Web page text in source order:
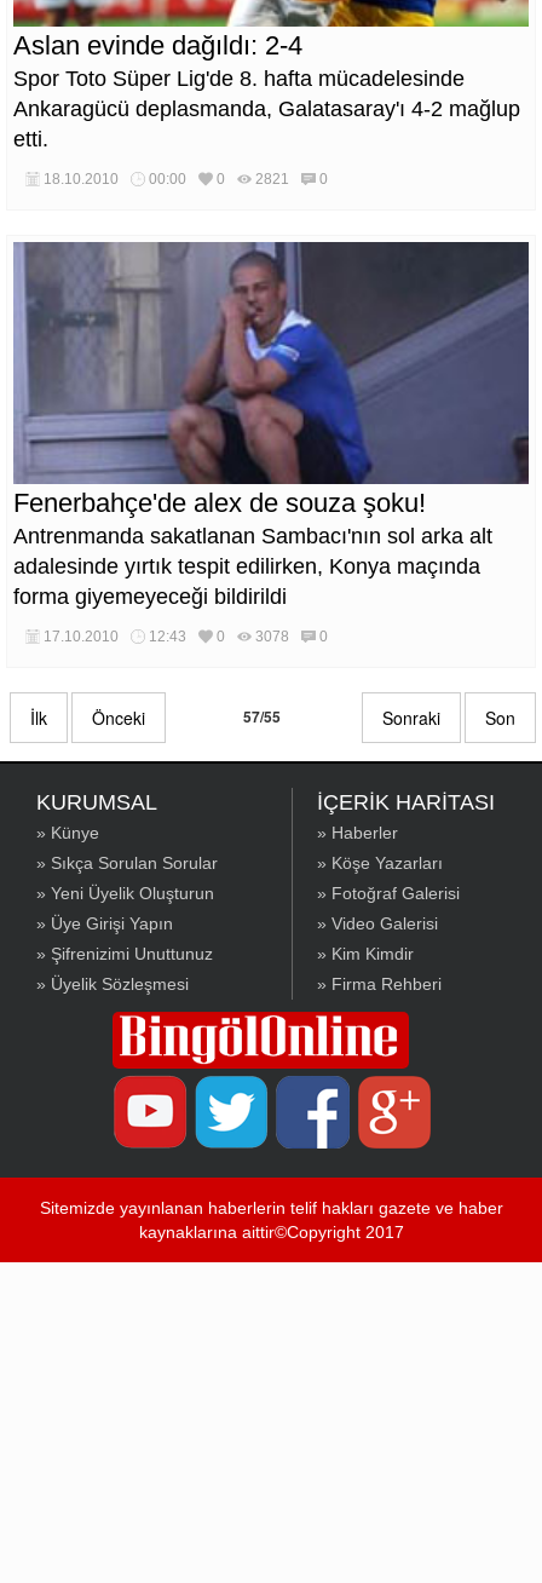
Aslan evinde dağıldı: 2-4
Spor Toto Süper Lig'de 8. hafta mücadelesinde
Ankaragücü deplasmanda, Galatasaray'ı 4-2 mağlup
etti.
18.10.2010 00:00 0 2821 0
Fenerbahçe'de alex de souza şoku!
Antrenmanda sakatlanan Sambacı'nın sol arka alt
adalesinde yırtık tespit edilirken, Konya maçında
forma giyemeyeceği bildirildi
17.10.2010 12:43 0 3078 0
İlk Önceki 57/55 Sonraki Son
KURUMSAL
» Künye
» Sıkça Sorulan Sorular
» Yeni Üyelik Oluşturun
» Üye Girişi Yapın
» Şifrenizimi Unuttunuz
» Üyelik Sözleşmesi
İÇERİK HARİTASI
» Haberler
» Köşe Yazarları
» Fotoğraf Galerisi
» Video Galerisi
» Kim Kimdir
» Firma Rehberi
Sitemizde yayınlanan haberlerin telif hakları gazete ve haber
kaynaklarına aittir©Copyright 2017